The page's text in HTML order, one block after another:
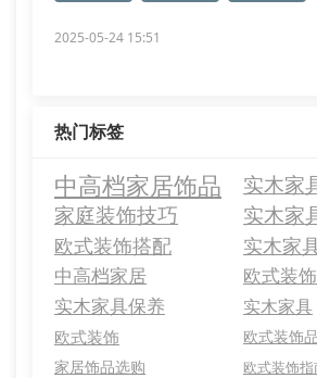
2025-05-24 15:51
热门标签
中高档家居饰品 实木家
家庭装饰技巧 实木家
欧式装饰搭配 实木家
中高档家居
欧式装
实木家具保养
实木家具
欧式装饰
欧式装饰品
家居饰品选购
欧式装饰